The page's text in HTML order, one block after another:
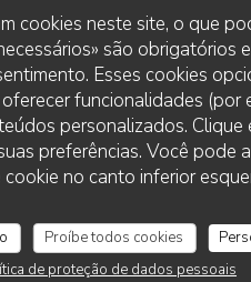
cookies neste site, o que
são obrigatórios
Esses cookies
funcionalidades (por
personalizados. Clique
preferências. Você pode
no canto inferior
Proíbe todos cookies
de proteção de dados pessoais
service:5 /5 ambience:5/5 menu: 5
was excellent!